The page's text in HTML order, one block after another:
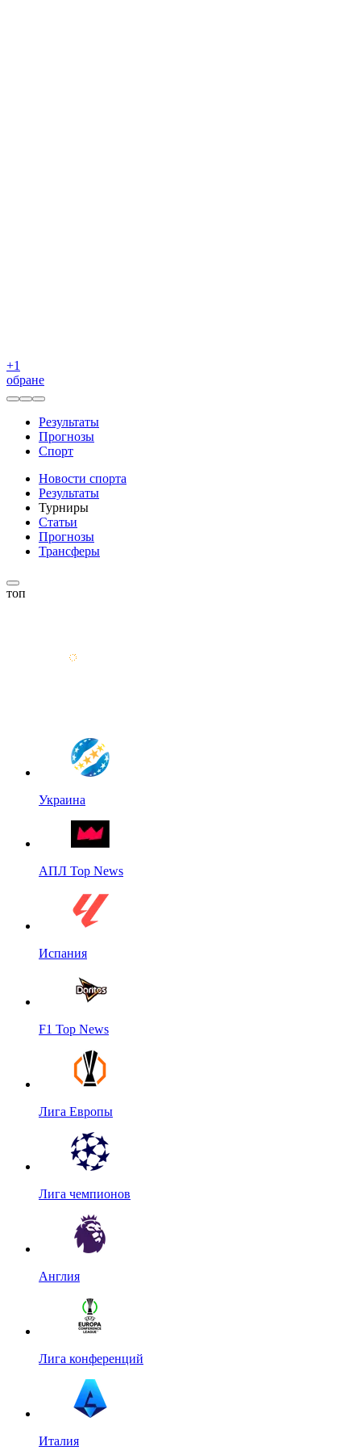
+1
обране
Результаты
Прогнозы
Спорт
Новости спорта
Результаты
Турниры
Статьи
Прогнозы
Трансферы
топ
Украина
АПЛ Top News
Испания
F1 Top News
Лига Европы
Лига чемпионов
Англия
Лига конференций
Италия